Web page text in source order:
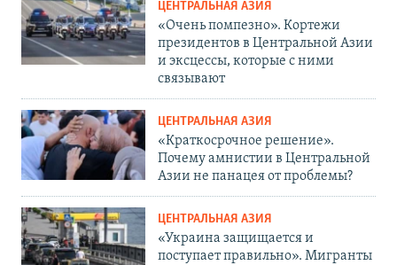
ЦЕНТРАЛЬНАЯ АЗИЯ
«Очень помпезно». Кортежи
президентов в Центральной Азии
и эксцессы, которые с ними
связывают
ЦЕНТРАЛЬНАЯ АЗИЯ
«Краткосрочное решение».
Почему амнистии в Центральной
Азии не панацея от проблемы?
ЦЕНТРАЛЬНАЯ АЗИЯ
«Украина защищается и
поступает правильно». Мигранты